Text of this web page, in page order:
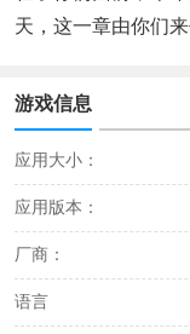
天，这一章由你们来
游戏信息
应用大小：
应用版本：
厂商：
语言